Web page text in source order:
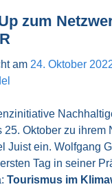
zum
am 24. Oktober
25. Oktober zu ihrem
Juist ein. Wolfgang
Tag in seiner
Tourismus im